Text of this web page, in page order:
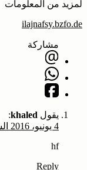
لمزيد من المعلومات
ilajnafsy.bzfo.de
مشاركة
يقول khaled
:
4 يونيو، 2016 الساعة 1:48 ص
hf
Reply